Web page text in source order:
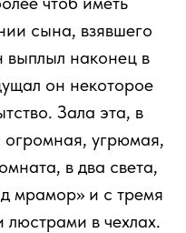
сына, взявшего
выплыл наконец в
он некоторое
Зала эта, в
угрюмая,
в два света,
мрамор» и с тремя
в чехлах.